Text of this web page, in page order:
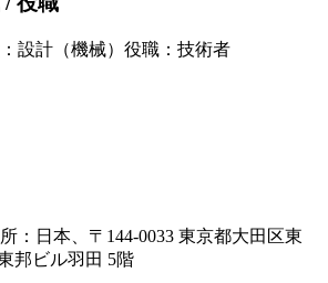
： 設計（機械） 役職 ： 技術者
： 日本、〒144-0033 東京都大田区東
邦ビル羽田 5階